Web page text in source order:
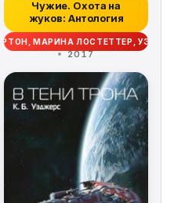
Чужие. Охота на
жуков: Антология
МАРИНА ЛОСТЕТТЕР,
2017